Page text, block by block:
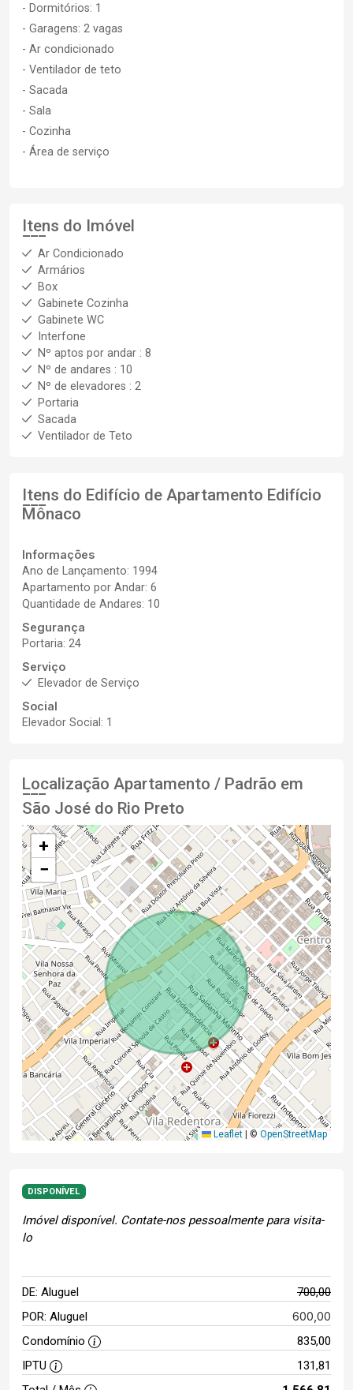
- Dormitórios: 1
- Garagens: 2 vagas
- Ar condicionado
- Ventilador de teto
- Sacada
- Sala
- Cozinha
- Área de serviço
Itens do Imóvel
Ar Condicionado
Armários
Box
Gabinete Cozinha
Gabinete WC
Interfone
Nº aptos por andar : 8
Nº de andares : 10
Nº de elevadores : 2
Portaria
Sacada
Ventilador de Teto
Itens do Edifício de Apartamento Edifício
Mônaco
Informações
Ano de Lançamento: 1994
Apartamento por Andar: 6
Quantidade de Andares: 10
Segurança
Portaria: 24
Serviço
Elevador de Serviço
Social
Elevador Social: 1
Localização Apartamento / Padrão em
São José do Rio Preto
+
−
Leaflet | © OpenStreetMap
DISPONÍVEL
Imóvel disponível. Contate-nos pessoalmente para visita-
lo
DE: Aluguel
700,00
POR: Aluguel
600,00
Condomínio
835,00
IPTU
131,81